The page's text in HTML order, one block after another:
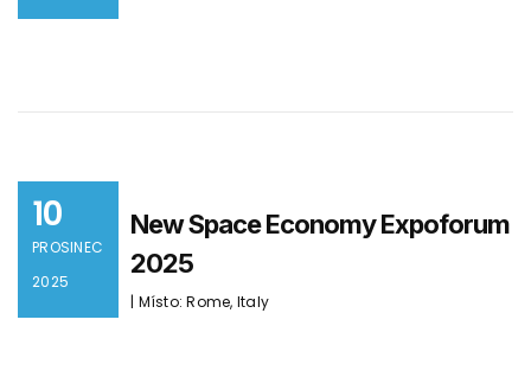
10
PROSINEC
2025
New Space Economy Expoforum
2025
| Místo: Rome, Italy